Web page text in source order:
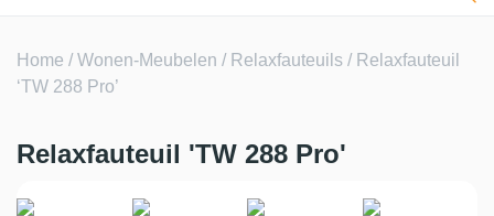
Home /Wonen-Meubelen / Relaxfauteuils / Relaxfauteuil
‘TW 288 Pro’
Relaxfauteuil 'TW 288 Pro'